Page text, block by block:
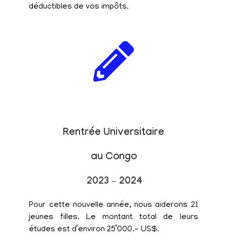
déductibles de vos impôts.
Rentrée Universitaire
au Congo
2023 – 2024
Pour cette nouvelle année, nous aiderons 21
jeunes filles. Le montant total de leurs
études est d’environ 25’000.- US$.